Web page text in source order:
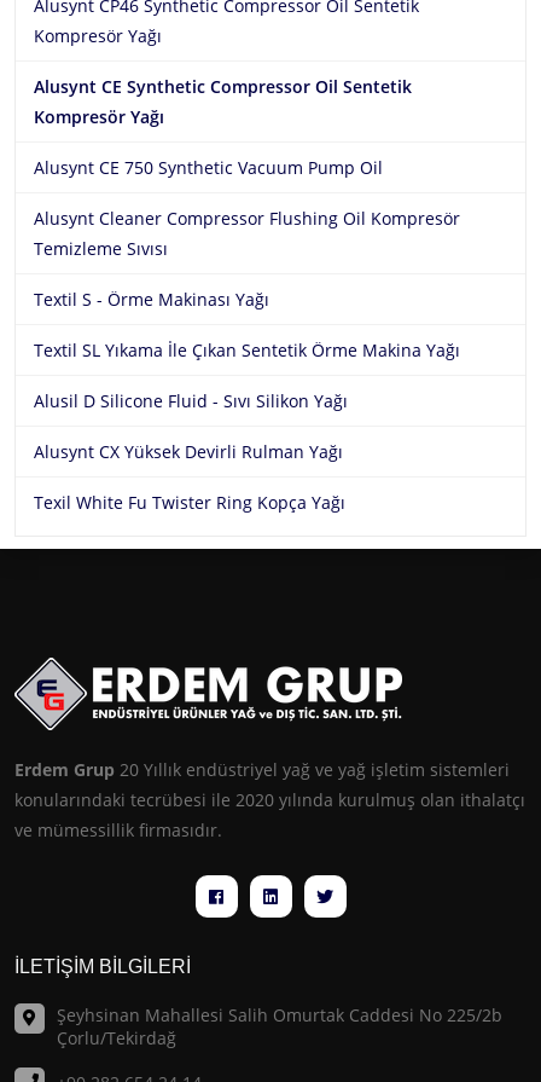
Alusynt CP46 Synthetic Compressor Oil Sentetik
Kompresör Yağı
Alusynt CE Synthetic Compressor Oil Sentetik
Kompresör Yağı
Alusynt CE 750 Synthetic Vacuum Pump Oil
Alusynt Cleaner Compressor Flushing Oil Kompresör
Temizleme Sıvısı
Textil S - Örme Makinası Yağı
Textil SL Yıkama İle Çıkan Sentetik Örme Makina Yağı
Alusil D Silicone Fluid - Sıvı Silikon Yağı
Alusynt CX Yüksek Devirli Rulman Yağı
Texil White Fu Twister Ring Kopça Yağı
Erdem Grup 20 Yıllık endüstriyel yağ ve yağ işletim sistemleri
konularındaki tecrübesi ile 2020 yılında kurulmuş olan ithalatçı
ve mümessillik firmasıdır.
İLETİŞİM BİLGİLERİ
Şeyhsinan Mahallesi Salih Omurtak Caddesi No 225/2b
Çorlu/Tekirdağ